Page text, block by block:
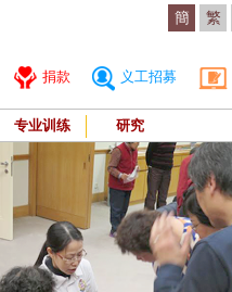
簡 繁
捐款 义工招募
专业训练 研究